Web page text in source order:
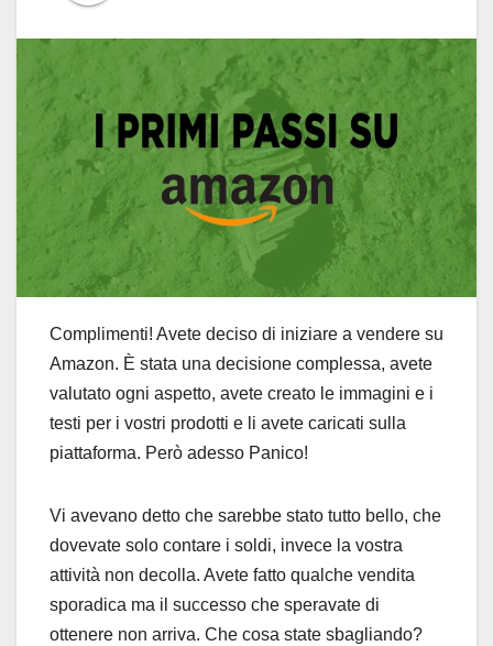
Complimenti! Avete deciso di iniziare a vendere su
Amazon. È stata una decisione complessa, avete
valutato ogni aspetto, avete creato le immagini e i
testi per i vostri prodotti e li avete caricati sulla
piattaforma. Però adesso Panico!
Vi avevano detto che sarebbe stato tutto bello, che
dovevate solo contare i soldi, invece la vostra
attività non decolla. Avete fatto qualche vendita
sporadica ma il successo che speravate di
ottenere non arriva. Che cosa state sbagliando?